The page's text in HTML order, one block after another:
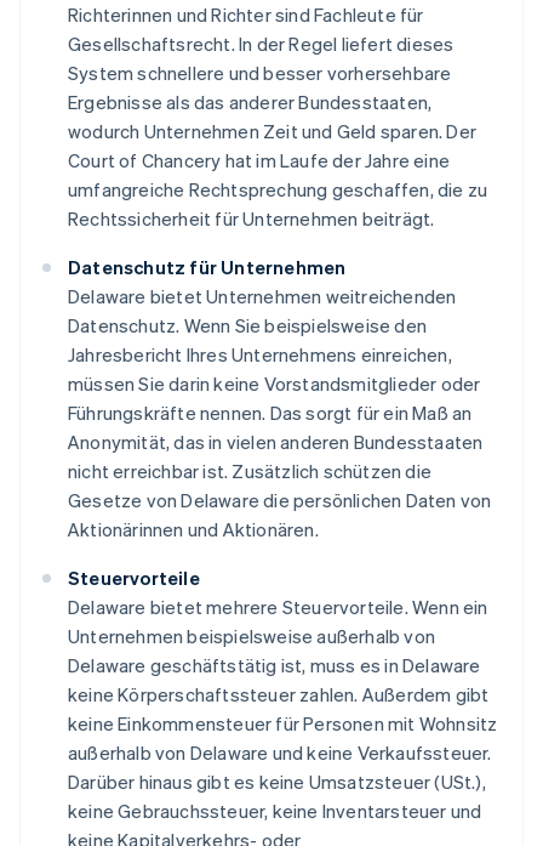
Richterinnen und Richter sind Fachleute für
Gesellschaftsrecht. In der Regel liefert dieses
System schnellere und besser vorhersehbare
Ergebnisse als das anderer Bundesstaaten,
wodurch Unternehmen Zeit und Geld sparen. Der
Court of Chancery hat im Laufe der Jahre eine
umfangreiche Rechtsprechung geschaffen, die zu
Rechtssicherheit für Unternehmen beiträgt.
Datenschutz für Unternehmen
Delaware bietet Unternehmen weitreichenden
Datenschutz. Wenn Sie beispielsweise den
Jahresbericht Ihres Unternehmens einreichen,
müssen Sie darin keine Vorstandsmitglieder oder
Führungskräfte nennen. Das sorgt für ein Maß an
Anonymität, das in vielen anderen Bundesstaaten
nicht erreichbar ist. Zusätzlich schützen die
Gesetze von Delaware die persönlichen Daten von
Aktionärinnen und Aktionären.
Steuervorteile
Delaware bietet mehrere Steuervorteile. Wenn ein
Unternehmen beispielsweise außerhalb von
Delaware geschäftstätig ist, muss es in Delaware
keine Körperschaftssteuer zahlen. Außerdem gibt
keine Einkommensteuer für Personen mit Wohnsitz
außerhalb von Delaware und keine Verkaufssteuer.
Darüber hinaus gibt es keine Umsatzsteuer (USt.),
keine Gebrauchssteuer, keine Inventarsteuer und
keine Kapitalverkehrs- oder